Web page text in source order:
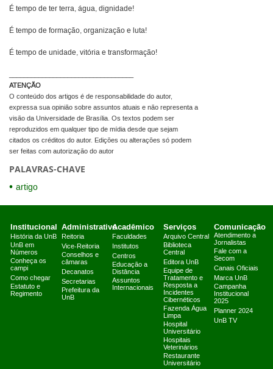
É tempo de ter terra, água, dignidade!
É tempo de formação, organização e luta!
É tempo de unidade, vitória e transformação!
ATENÇÃO
O conteúdo dos artigos é de responsabilidade do autor,
expressa sua opinião sobre assuntos atuais e não representa a
visão da Universidade de Brasília. Os textos podem ser
reproduzidos em qualquer tipo de mídia desde que sejam
citados os créditos do autor. Edições ou alterações só podem
ser feitas com autorização do autor
PALAVRAS-CHAVE
artigo
Institucional
História da UnB
UnB em
Números
Conheça os
campi
Como chegar
Estatuto e
Regimento
Administrativo
Reitoria
Vice-Reitoria
Conselhos e
câmaras
Decanatos
Secretarias
Prefeitura da
UnB
Acadêmico
Faculdades
Institutos
Centros
Educação a
Distância
Assuntos
Internacionais
Serviços
Arquivo Central
Biblioteca
Central
Editora UnB
Equipe de
Tratamento e
Resposta a
Incidentes
Cibernéticos
Fazenda Água
Limpa
Hospital
Universitário
Hospitais
Veterinários
Restaurante
Universitário
Comunicação
Atendimento a
Jornalistas
Fale com a
Secom
Canais Oficiais
Marca UnB
Campanha
Institucional
2025
Planner 2024
UnB TV